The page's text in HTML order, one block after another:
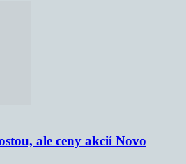
ale ceny akcií Novo